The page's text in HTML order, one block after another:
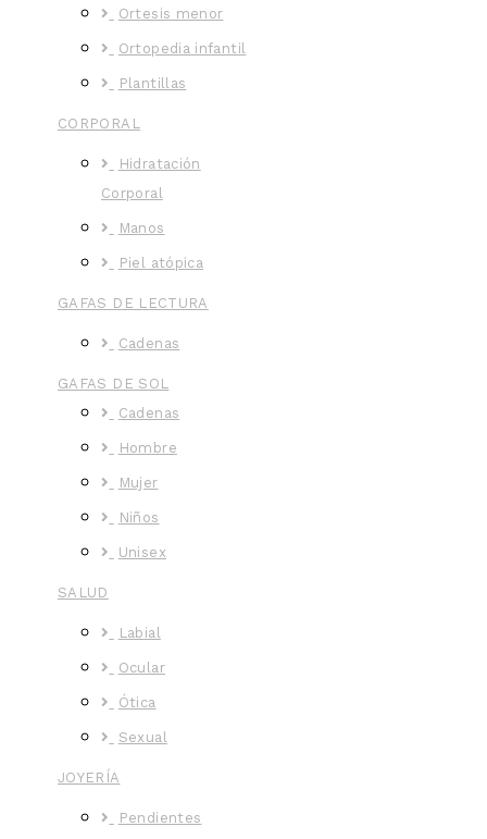
Ortesis menor
Ortopedia infantil
Plantillas
CORPORAL
Hidratación
Corporal
Manos
Piel atópica
GAFAS DE LECTURA
Cadenas
GAFAS DE SOL
Cadenas
Hombre
Mujer
Niños
Unisex
SALUD
Labial
Ocular
Ótica
Sexual
JOYERÍA
Pendientes